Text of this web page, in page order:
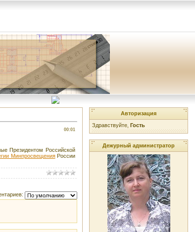
00:01
Президентом Российской
МинпросвещенияРоссии
Авторизация
Здравствуйте, Гость
Дежурный администратор